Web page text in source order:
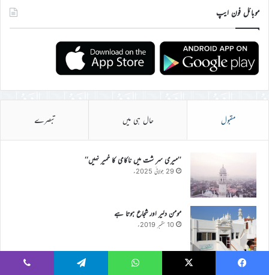
موبائل فون ایپ
مقبول حال ہی میں تبصرے
’’میری سر شت میں ناکامی کا خمیر نہیں‘‘
29 جولائی 2025ء
مومن دلیر اور شجاع ہوتا ہے
10 ستمبر 2019ء